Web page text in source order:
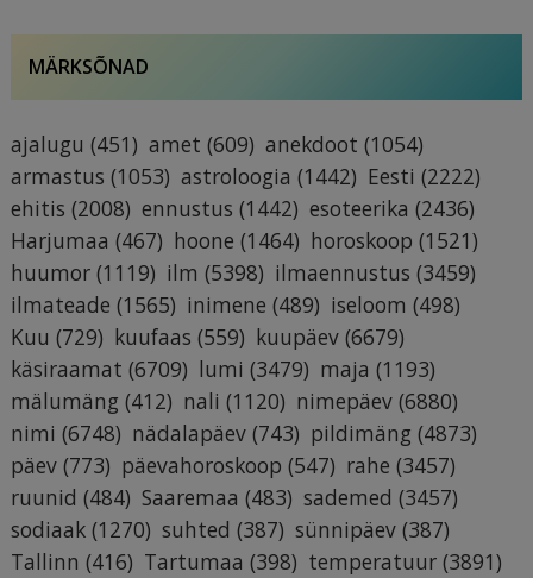
MÄRKSÕNAD
ajalugu (451) amet (609) anekdoot (1054)
armastus (1053) astroloogia (1442) Eesti (2222)
ehitis (2008) ennustus (1442) esoteerika (2436)
Harjumaa (467) hoone (1464) horoskoop (1521)
huumor (1119) ilm (5398) ilmaennustus (3459)
ilmateade (1565) inimene (489) iseloom (498)
Kuu (729) kuufaas (559) kuupäev (6679)
käsiraamat (6709) lumi (3479) maja (1193)
mälumäng (412) nali (1120) nimepäev (6880)
nimi (6748) nädalapäev (743) pildimäng (4873)
päev (773) päevahoroskoop (547) rahe (3457)
ruunid (484) Saaremaa (483) sademed (3457)
sodiaak (1270) suhted (387) sünnipäev (387)
Tallinn (416) Tartumaa (398) temperatuur (3891)